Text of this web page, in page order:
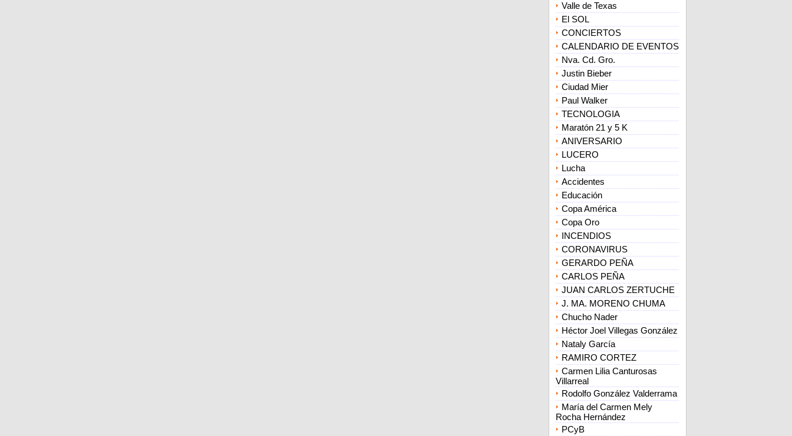
Valle de Texas
El SOL
CONCIERTOS
CALENDARIO DE EVENTOS
Nva. Cd. Gro.
Justin Bieber
Ciudad Mier
Paul Walker
TECNOLOGIA
Maratón 21 y 5 K
ANIVERSARIO
LUCERO
Lucha
Accidentes
Educación
Copa América
Copa Oro
INCENDIOS
CORONAVIRUS
GERARDO PEÑA
CARLOS PEÑA
JUAN CARLOS ZERTUCHE
J. MA. MORENO CHUMA
Chucho Nader
Héctor Joel Villegas González
Nataly García
RAMIRO CORTEZ
Carmen Lilia Canturosas
Villarreal
Rodolfo González Valderrama
María del Carmen Mely
Rocha Hernández
PCyB